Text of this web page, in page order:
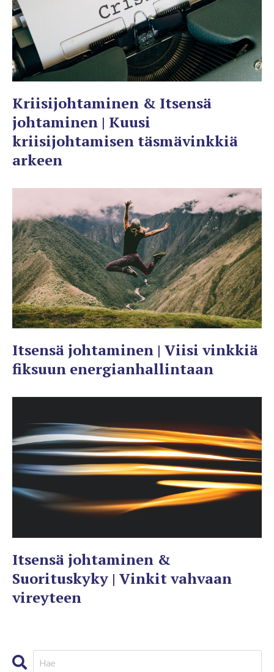
Kriisijohtaminen & Itsensä
johtaminen | Kuusi
kriisijohtamisen täsmävinkkiä
arkeen
Itsensä johtaminen | Viisi vinkkiä
fiksuun energianhallintaan
Itsensä johtaminen &
Suorituskyky | Vinkit vahvaan
vireyteen